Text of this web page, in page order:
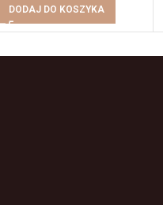
DODAJ DO KOSZYKA